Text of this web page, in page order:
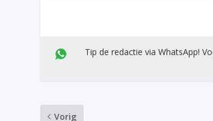
Tip de redactie via WhatsApp!
Vorig